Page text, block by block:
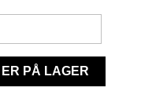
PÅ LAGER